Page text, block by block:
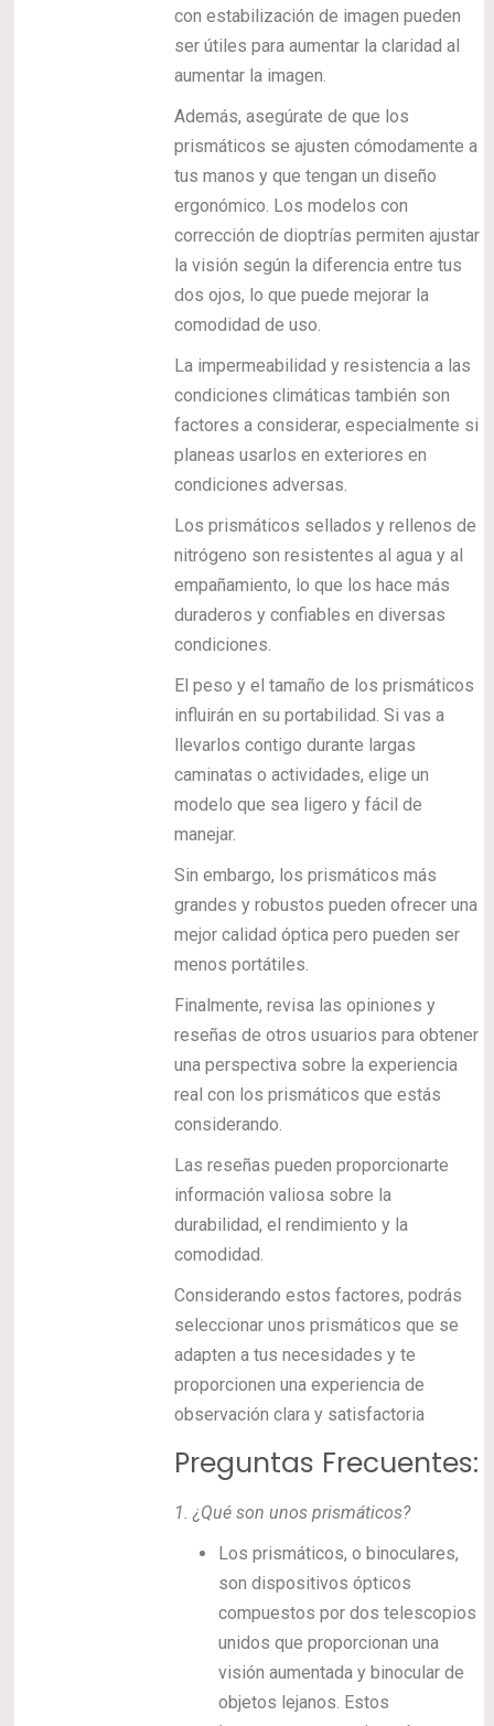
con estabilización de imagen pueden
ser útiles para aumentar la claridad al
aumentar la imagen.
Además, asegúrate de que los
prismáticos se ajusten cómodamente a
tus manos y que tengan un diseño
ergonómico. Los modelos con
corrección de dioptrías permiten ajustar
la visión según la diferencia entre tus
dos ojos, lo que puede mejorar la
comodidad de uso.
La impermeabilidad y resistencia a las
condiciones climáticas también son
factores a considerar, especialmente si
planeas usarlos en exteriores en
condiciones adversas.
Los prismáticos sellados y rellenos de
nitrógeno son resistentes al agua y al
empañamiento, lo que los hace más
duraderos y confiables en diversas
condiciones.
El peso y el tamaño de los prismáticos
influirán en su portabilidad. Si vas a
llevarlos contigo durante largas
caminatas o actividades, elige un
modelo que sea ligero y fácil de
manejar.
Sin embargo, los prismáticos más
grandes y robustos pueden ofrecer una
mejor calidad óptica pero pueden ser
menos portátiles.
Finalmente, revisa las opiniones y
reseñas de otros usuarios para obtener
una perspectiva sobre la experiencia
real con los prismáticos que estás
considerando.
Las reseñas pueden proporcionarte
información valiosa sobre la
durabilidad, el rendimiento y la
comodidad.
Considerando estos factores, podrás
seleccionar unos prismáticos que se
adapten a tus necesidades y te
proporcionen una experiencia de
observación clara y satisfactoria
Preguntas Frecuentes:
1.¿Qué son unos prismáticos?
Los prismáticos, o binoculares,
son dispositivos ópticos
compuestos por dos telescopios
unidos que proporcionan una
visión aumentada y binocular de
objetos lejanos. Estos